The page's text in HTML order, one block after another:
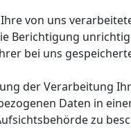
von uns
Berichtigung
bei uns
der Verarbeitung
Daten in
zu